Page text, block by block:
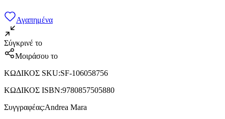
Αγαπημένα
Σύγκρινέ το
Μοιράσου το
ΚΩΔΙΚΟΣ SKU:SF-106058756
ΚΩΔΙΚΟΣ ISBN:9780857505880
Συγγραφέας:Andrea Mara